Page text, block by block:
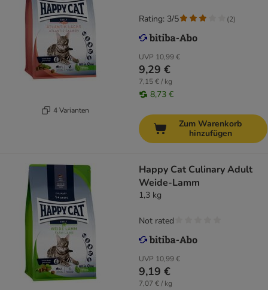
4 Varianten
UVP 10,99 €
9,29 €
7,15 € / kg
8,73 €
Rating: 3/5 (2)
Zum Warenkorb
hinzufügen
Happy Cat Culinary Adult
Weide-Lamm
1,3 kg
UVP 10,99 €
9,19 €
7,07 € / kg
Not rated